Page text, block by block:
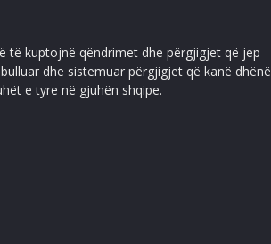
të kuptojnë qëndrimet dhe përgjigjet që jep
dhe sistemuar përgjigjet që kanë dhënë
e tyre në gjuhën shqipe.